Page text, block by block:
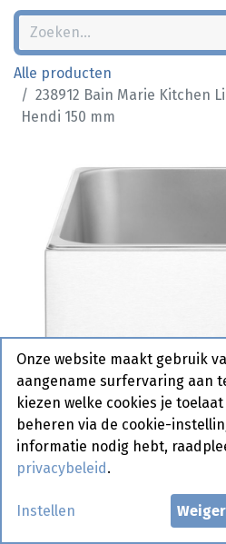
Alle producten
238912 Bain Marie Kitchen
Hendi 150 mm
238912 Bain
Onze website maakt gebruik
aangename surfervaring aan
kiezen welke cookies je
beheren via de cookie-
informatie nodig hebt,
privacybeleid .
Instellen